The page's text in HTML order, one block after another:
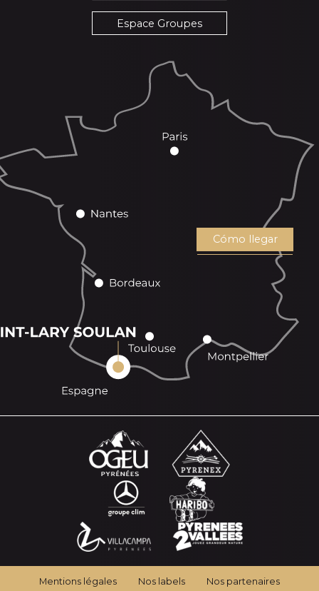
Espace Groupes
Cómo llegar
Mentions légales Nos labels Nos partenaires